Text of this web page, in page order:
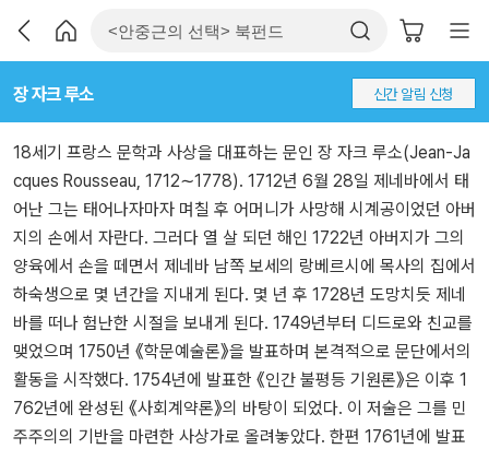
장 자크 루소 신간 알림 신청
18세기 프랑스 문학과 사상을 대표하는 문인 장 자크 루소(Jean-Ja
cques Rousseau, 1712∼1778). 1712년 6월 28일 제네바에서 태
어난 그는 태어나자마자 며칠 후 어머니가 사망해 시계공이었던 아버
지의 손에서 자란다. 그러다 열 살 되던 해인 1722년 아버지가 그의
양육에서 손을 떼면서 제네바 남쪽 보세의 랑베르시에 목사의 집에서
하숙생으로 몇 년간을 지내게 된다. 몇 년 후 1728년 도망치듯 제네
바를 떠나 험난한 시절을 보내게 된다. 1749년부터 디드로와 친교를
맺었으며 1750년 《학문예술론》을 발표하며 본격적으로 문단에서의
활동을 시작했다. 1754년에 발표한 《인간 불평등 기원론》은 이후 1
762년에 완성된 《사회계약론》의 바탕이 되었다. 이 저술은 그를 민
주주의의 기반을 마련한 사상가로 올려놓았다. 한편 1761년에 발표